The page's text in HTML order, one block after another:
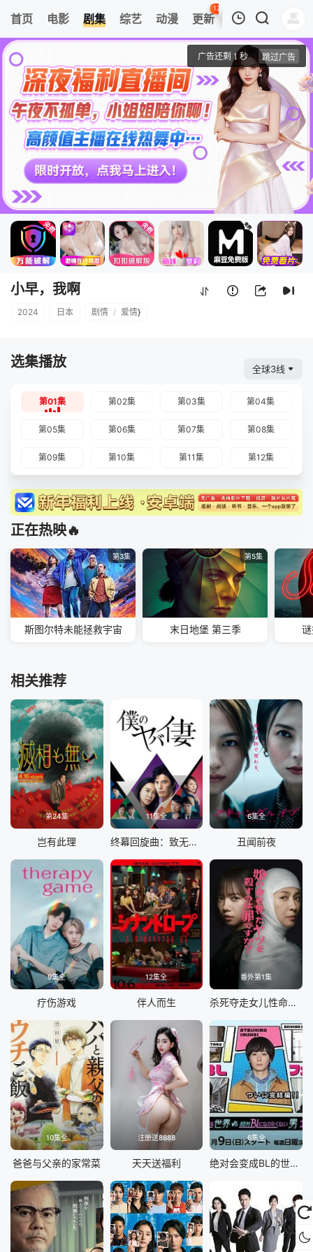
首页 电影 剧集 综艺 动漫 更新
120
热榜 APP
第01集
小早，我啊
清空
小早，我啊
2024 日本 剧情 / 爱情}
选集播放 全球3线
第01集 第02集 第03集 第04集
第05集 第06集 第07集 第08集
第09集 第10集 第11集 第12集
正在热映🔥
第3集
斯图尔特未能拯救宇宙
第5集
末日地堡 第三季
相关推荐
第24集
岂有此理
11集全
终幕回旋曲：致无法再见的你
6集全
丑闻前夜
9集全
疗伤游戏
12集全
伴人而生
番外第1集
杀死夺走女儿性命的人是罪吗？
10集全
爸爸与父亲的家常菜
注册送8888
天天送福利
6集全
绝对会变成BL的世界VS绝不想变成BL的男人最终章